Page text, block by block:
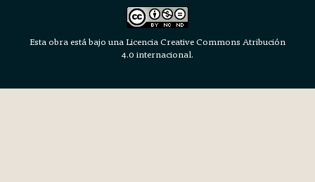
Esta obra está bajo una Licencia Creative Commons Atribución
4.0 internacional.